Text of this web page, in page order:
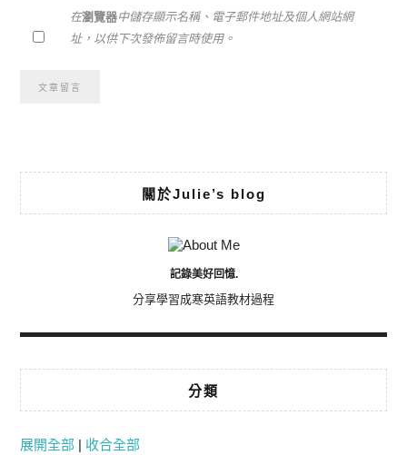
在瀏覽器中儲存顯示名稱、電子郵件地址及個人網站網
址，以供下次發佈留言時使用。
關於Julie’s blog
記錄美好回憶.
分享學習成寒英語教材過程
分類
展開全部 | 收合全部